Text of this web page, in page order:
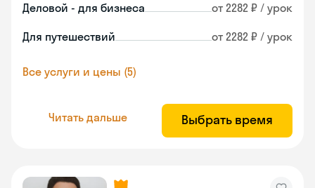
Деловой - для бизнеса от 2282 ₽ / урок
Для путешествий от 2282 ₽ / урок
Все услуги и цены (5)
Читать дальше Выбрать время